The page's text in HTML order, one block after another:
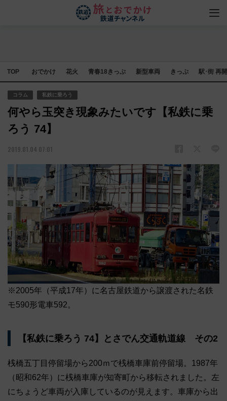
TOP おでかけ 花火 青春18きっぷ 新型車両 きっぷ 駅･街 再
コラム 私鉄に乗ろう
何やら玉突き現象みたいです【私鉄に乗
ろう 74】
2019.01.04 07:01
※2005年（平成17年）に名古屋鉄道から譲渡された名鉄
モ590形電車592。
【私鉄に乗ろう 74】とさでん交通軌道線 その2
桟橋五丁目停留場から200ｍで桟橋車庫前停留場。1987年
（昭和62年）に桟橋車庫が知寄町から移転されました。左
にちょうど車両が入庫しているのが見えます。車庫から出